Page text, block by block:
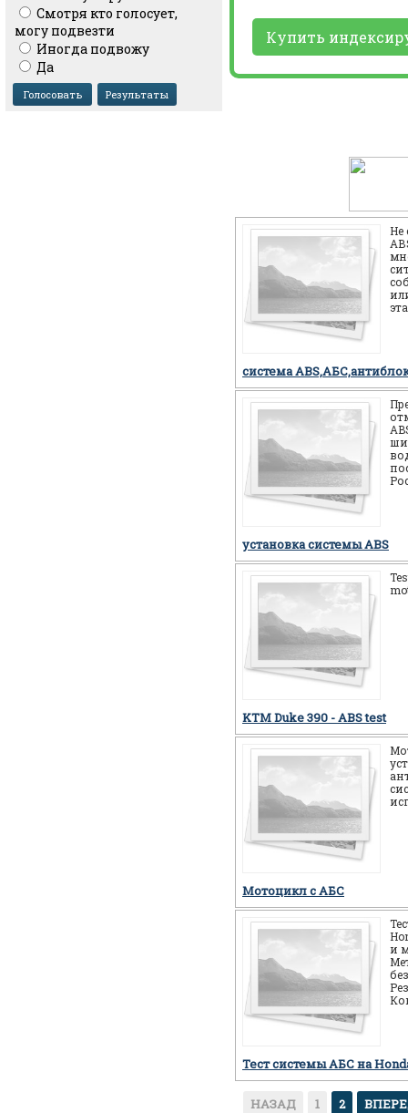
Смотря кто голосует,
могу подвезти
Иногда подвожу
Да
Купить
Не
система
установка системы ABS
KTM Duke 390 - ABS test
Мотоцикл c АБС
и
Тест системы АБС на
НАЗАД 1 2